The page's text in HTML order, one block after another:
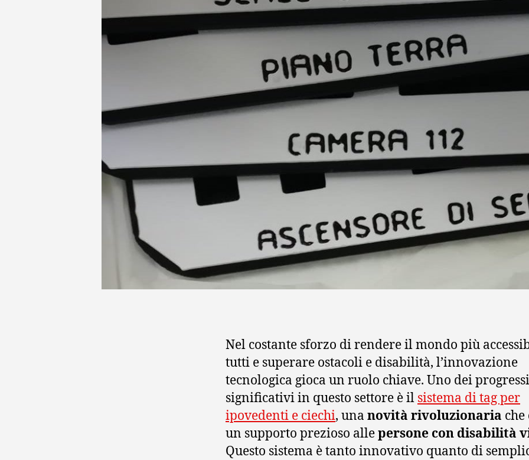
Nel costante sforzo di rendere il mondo più
tutti e superare ostacoli e disabilità, l’innovazione
tecnologica gioca un ruolo chiave. Uno dei
significativi in questo settore è il sistema di tag per
ipovedenti e ciechi, una novità rivoluzionaria
un supporto prezioso allepersone con disabilità
Questo sistema è tanto innovativo quanto di